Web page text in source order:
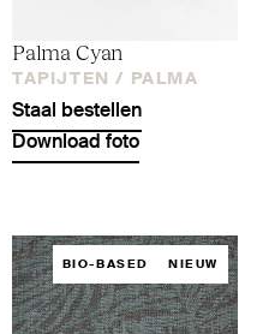
Palma Cyan
TAPIJTEN / PALMA
Staal bestellen
Download foto
BIO-BASED NIEUW